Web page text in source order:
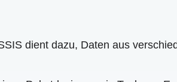
dient dazu, Daten aus